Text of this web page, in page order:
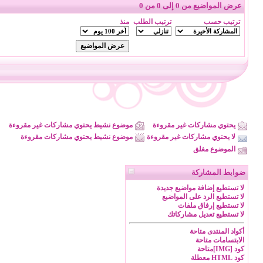
عرض المواضيع من 0 إلى 0 من 0
ترتيب حسب ترتيب الطلب منذ
يحتوي مشاركات غير مقروءة
موضوع نشيط يحتوي مشاركات غير مقروءة
لا يحتوي مشاركات غير مقروءة
موضوع نشيط يحتوي مشاركات مقروءة
الموضوع مغلق
ضوابط المشاركة
لا تستطيع إضافة مواضيع جديدة
لا تستطيع الرد على المواضيع
لا تستطيع إرفاق ملفات
لا تستطيعتعديل مشاركاتك
أكواد المنتدى متاحة
الابتسامات متاحة
كود [IMG]
متاحة
كود HTML
معطلة